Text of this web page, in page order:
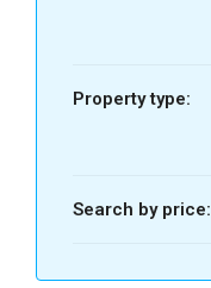
Property type:
Search by price: